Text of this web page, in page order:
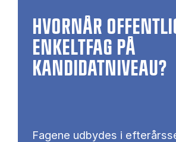
HVORNÅR
ENKELTFAG PÅ
KANDIDATNIVEAU?
Fagene udbydes i